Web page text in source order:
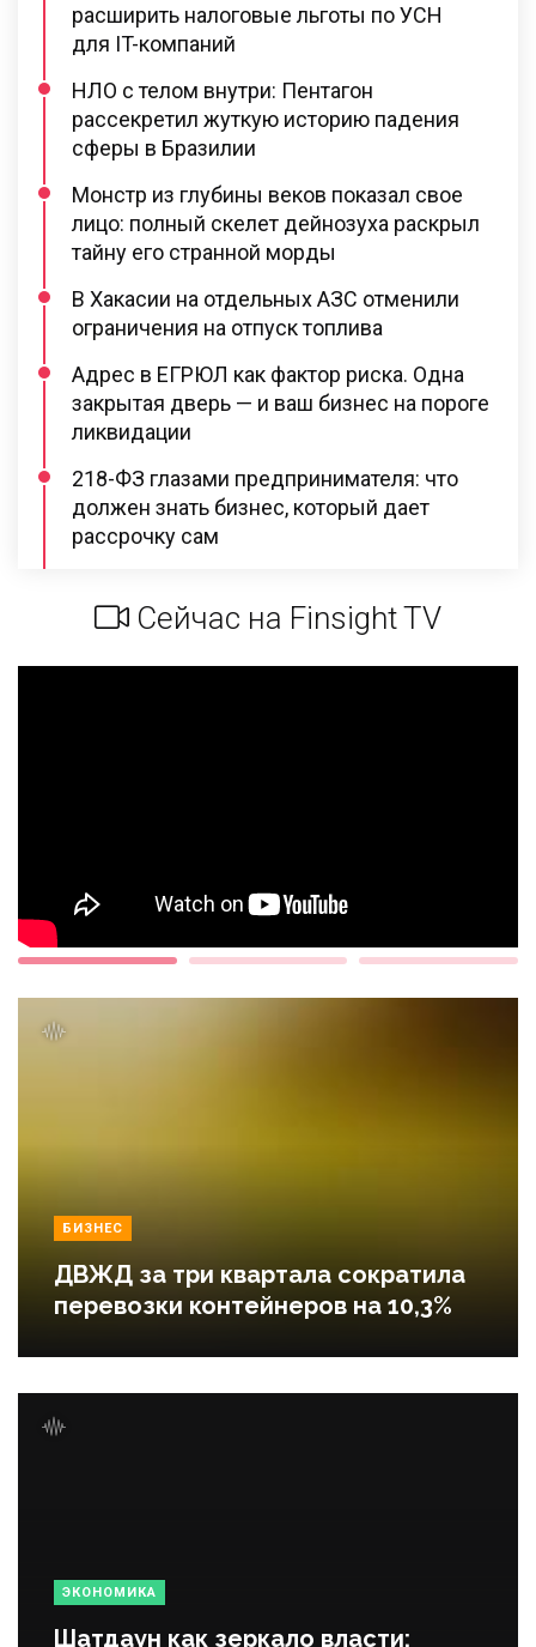
расширить налоговые льготы по УСН
для IT-компаний
НЛО с телом внутри: Пентагон
рассекретил жуткую историю падения
сферы в Бразилии
Монстр из глубины веков показал свое
лицо: полный скелет дейнозуха раскрыл
тайну его странной морды
В Хакасии на отдельных АЗС отменили
ограничения на отпуск топлива
Адрес в ЕГРЮЛ как фактор риска. Одна
закрытая дверь — и ваш бизнес на пороге
ликвидации
218-ФЗ глазами предпринимателя: что
должен знать бизнес, который дает
рассрочку сам
Сейчас на Finsight TV
БИЗНЕС
ДВЖД за три квартала сократила
перевозки контейнеров на 10,3%
ЭКОНОМИКА
Шатдаун как зеркало власти: